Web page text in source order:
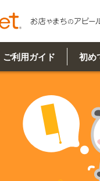
ご利用ガイド 初め